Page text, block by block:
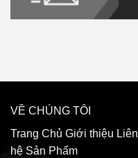
VỀ CHÚNG TÔI
Trang Chủ Giới thiệu Liên
hệ Sản Phẩm